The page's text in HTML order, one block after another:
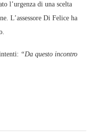
l’urgenza di una scelta
L’assessore Di Felice ha
“Da questo incontro